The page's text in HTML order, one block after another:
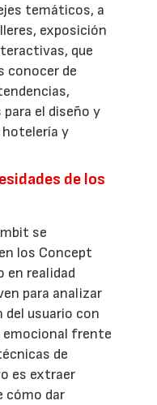
temáticos, a
exposición
que
conocer de
el diseño y
hotelería y
de los
se
los Concept
realidad
para analizar
del usuario con
emocional frente
de
es extraer
cómo dar